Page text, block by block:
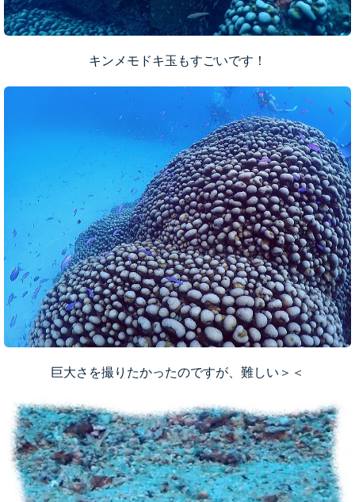
キンメモドキ玉もすごいです！
巨大さを撮りたかったのですが、難しい＞＜